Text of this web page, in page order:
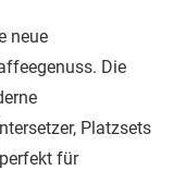
neue
Die
Platzsets
für